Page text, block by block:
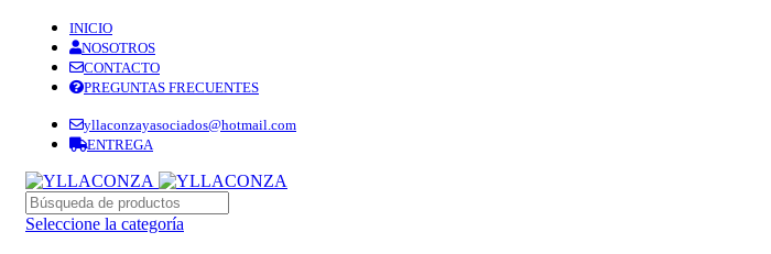
INICIO
NOSOTROS
CONTACTO
PREGUNTAS FRECUENTES
yllaconzayasociados@hotmail.com
ENTREGA
Seleccione la categoría